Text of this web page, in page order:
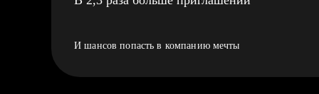
И шансов попасть в компанию мечты